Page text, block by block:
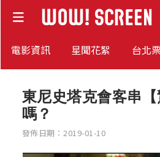
電影資訊 星聞花絮 台北
東尼史塔克會客串【
嗎？
發佈日期：2019-01-10